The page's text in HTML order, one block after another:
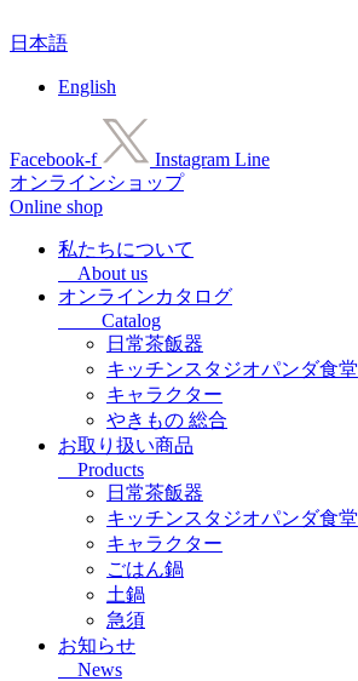
ン
ス
キ
日本語
English
Facebook-f Instagram Line
オンラインショップ
Online shop
私たちについて
About us
オンラインカタログ
Catalog
日常茶飯器
キッチンスタジオパンダ食堂
キャラクター
やきもの 総合
お取り扱い商品
Products
日常茶飯器
キッチンスタジオパンダ食堂
キャラクター
ごはん鍋
土鍋
急須
お知らせ
News